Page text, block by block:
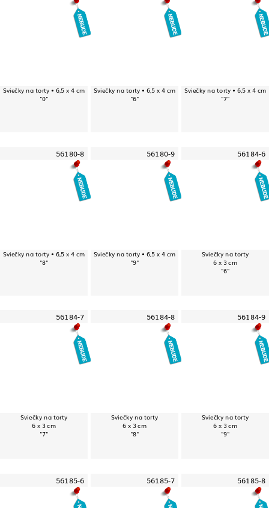
Sviečky na torty • 6,5 x 4 cm
"0"
Sviečky na torty • 6,5 x 4 cm
"6"
Sviečky na torty • 6,5 x 4 cm
"7"
56180-8
Sviečky na torty • 6,5 x 4 cm
"8"
56180-9
Sviečky na torty • 6,5 x 4 cm
"9"
56184-6
Sviečky na torty
6 x 3 cm
"6"
56184-7
Sviečky na torty
6 x 3 cm
"7"
56184-8
Sviečky na torty
6 x 3 cm
"8"
56184-9
Sviečky na torty
6 x 3 cm
"9"
56185-6 56185-7 56185-8